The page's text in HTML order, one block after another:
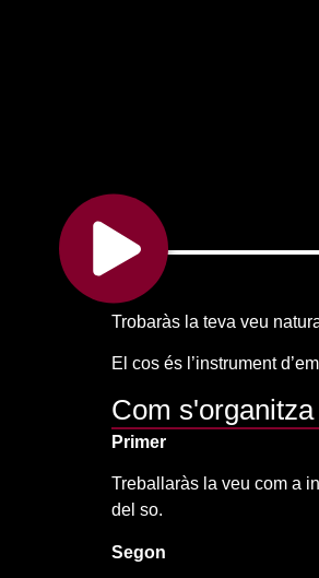
Trobaràs la teva veu
El cos és l’instrument
Com s'organitza
Primer
Treballaràs la veu com a
del so.
Segon